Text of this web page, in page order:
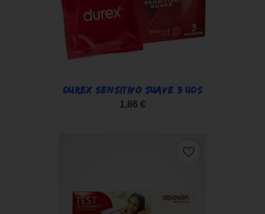
DUREX SENSITIVO SUAVE 3 UDS
1,86 €
favorite_border